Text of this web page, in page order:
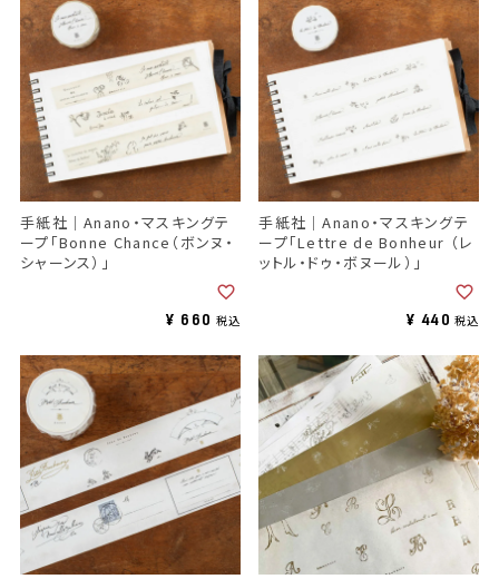
手紙社｜Anano・マスキングテ
ープ「Bonne Chance（ボンヌ・
シャーンス）」
¥ 660 税込
手紙社｜Anano・マスキングテ
ープ「Lettre de Bonheur （レ
ットル・ドゥ・ボヌール）」
¥ 440 税込